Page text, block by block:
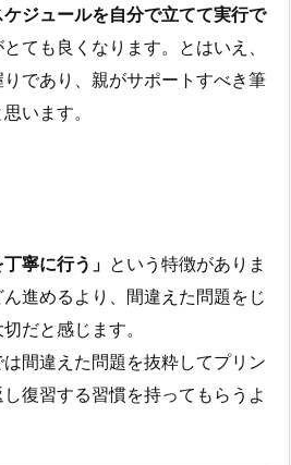
ジュールを自分で立てて実行で
ても良くなります。とはいえ、
であり、親がサポートすべき筆
います。
寧に行う」 という特徴がありま
進めるより、間違えた問題をじ
だと感じます。
間違えた問題を抜粋してプリン
復習する習慣を持ってもらうよ